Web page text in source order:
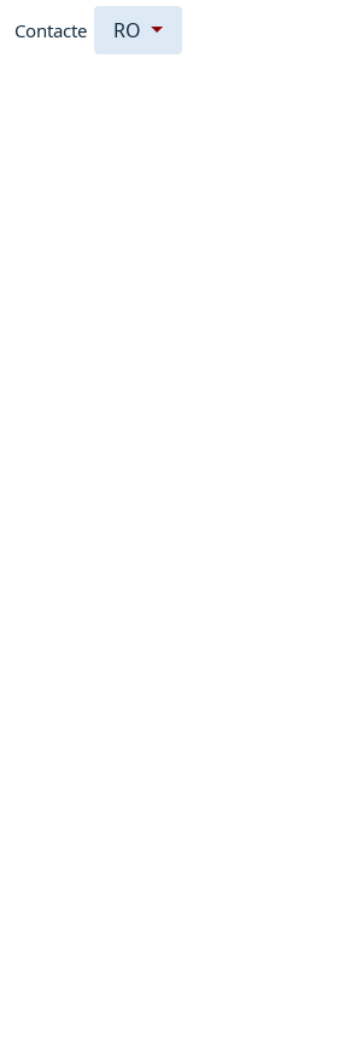
Contacte RO